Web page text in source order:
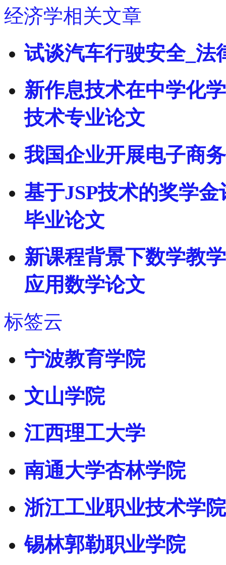
经济学相关文章
试谈汽车行驶安全_法
新作息技术在中学化
技术专业论文
我国企业开展电子商
基于JSP技术的奖学
毕业论文
新课程背景下数学教
应用数学论文
标签云
宁波教育学院
文山学院
江西理工大学
南通大学杏林学院
浙江工业职业技术学院
锡林郭勒职业学院